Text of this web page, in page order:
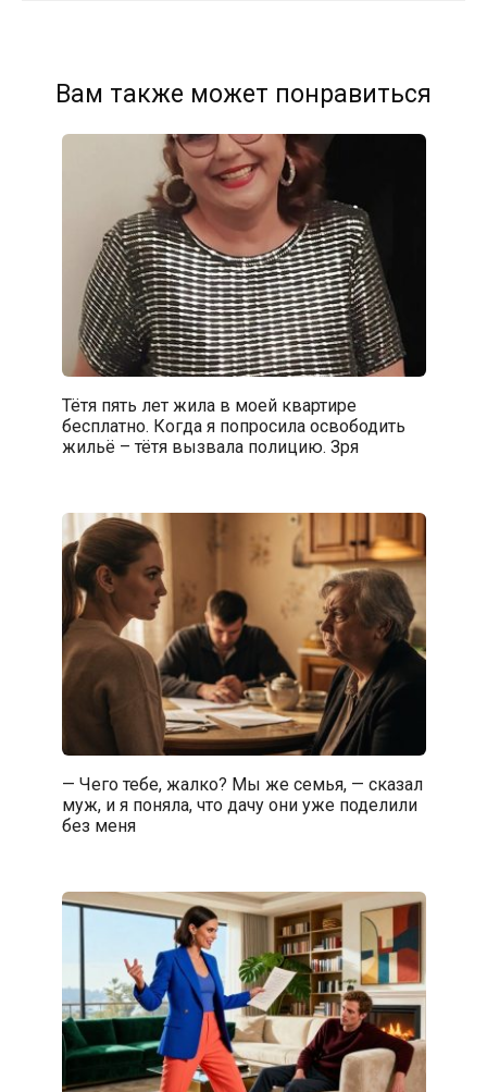
Вам также может понравиться
Тётя пять лет жила в моей квартире
бесплатно. Когда я попросила освободить
жильё – тётя вызвала полицию. Зря
— Чего тебе, жалко? Мы же семья, — сказал
муж, и я поняла, что дачу они уже поделили
без меня